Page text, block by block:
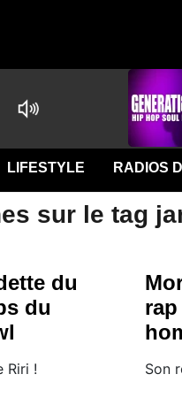
LIFESTYLE RADIOS
sur le tag
du
du
Riri ! Son